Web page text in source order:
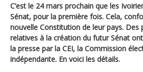
C’est le 24 mars prochain que les
Sénat, pour la première fois. Cela,
nouvelle Constitution de leur pays. Des
relatives à la création du futur Sénat
la presse par la CEI, la Commission
indépendante. En voici les détails.